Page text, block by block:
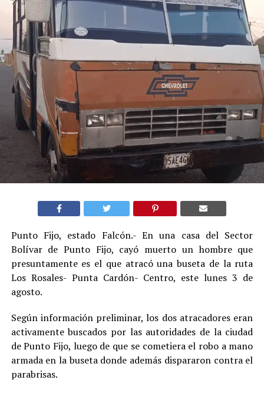
Punto Fijo, estado Falcón.- En una casa del Sector
Bolívar de Punto Fijo, cayó muerto un hombre que
presuntamente es el que atracó una buseta de la ruta
Los Rosales- Punta Cardón- Centro, este lunes 3 de
agosto.
Según información preliminar, los dos atracadores eran
activamente buscados por las autoridades de la ciudad
de Punto Fijo, luego de que se cometiera el robo a mano
armada en la buseta donde además dispararon contra el
parabrisas.